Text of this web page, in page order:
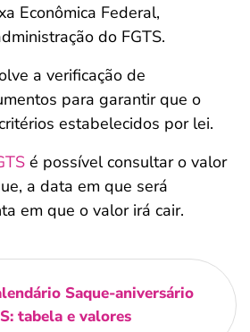
Econômica Federal,
do FGTS.
a verificação de
para garantir que o
estabelecidos por lei.
é possível consultar o valor
a data em que será
em que o valor irá cair.
Saque-aniversário
tabela e valores